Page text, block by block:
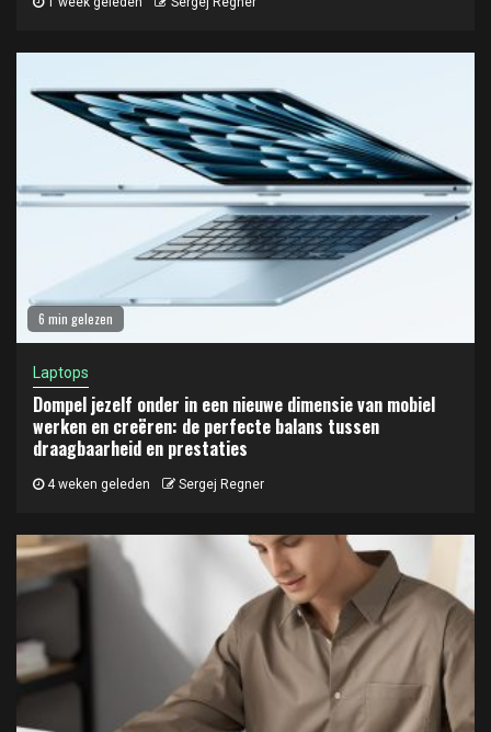
6 min gelezen
Laptops
Dompel jezelf onder in een nieuwe dimensie van mobiel
werken en creëren: de perfecte balans tussen
draagbaarheid en prestaties
4 weken geleden Sergej Regner